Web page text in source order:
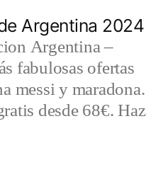
Argentina 2024
Argentina –
fabulosas ofertas
messi y maradona.
desde 68€. Haz